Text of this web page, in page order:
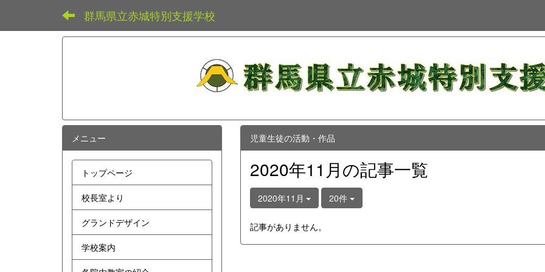
群馬県立赤城特別支援学校
児童生徒の活動・作品
2020年11月の記事一覧
2020年11月 20件
記事がありません。
メニュー
トップページ
校長室より
グランドデザイン
学校案内